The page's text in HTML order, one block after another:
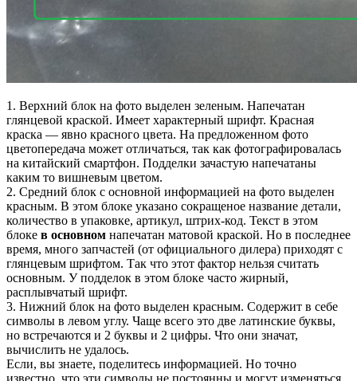
1. Верхний блок на фото выделен зеленым. Напечатан
глянцевой краской. Имеет характерный шрифт. Красная
краска — явно красного цвета. На предложенном фото
цветопередача может отличаться, так как фотографировалась
на китайский смартфон. Подделки зачастую напечатаны
каким то вишневым цветом.
2. Средний блок с основной информацией на фото выделен
красным. В этом блоке указано сокращеное название детали,
количество в упаковке, артикул, штрих-код. Текст в этом
блоке в основном напечатан матовой краской. Но в последнее
время, много запчастей (от официального дилера) приходят с
глянцевым шрифтом. Так что этот фактор нельзя считать
основным. У подделок в этом блоке часто жирный,
расплывчатый шрифт.
3. Нижний блок на фото выделен красным. Содержит в себе
символы в левом углу. Чаще всего это две латинские буквы,
но встречаются и 2 буквы и 2 цифры. Что они значат,
вычислить не удалось.
Если, вы знаете, поделитесь информацией. Но точно